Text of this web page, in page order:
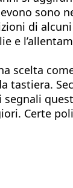
sono
di
e
scelta
Certe